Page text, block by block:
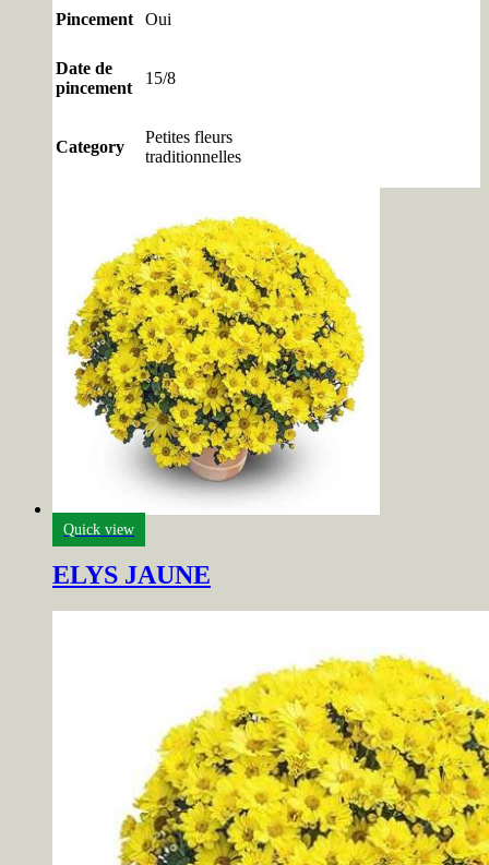
Pincement Oui
Date de
pincement
15/8
Category
Petites fleurs
traditionnelles
Quick view
ELYS JAUNE